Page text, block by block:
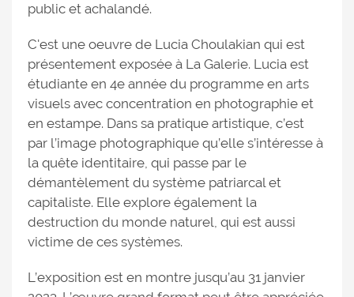
public et achalandé.
C'est une oeuvre de Lucia Choulakian qui est
présentement exposée à La Galerie. Lucia est
étudiante en 4e année du programme en arts
visuels avec concentration en photographie et
en estampe. Dans sa pratique artistique, c’est
par l’image photographique qu’elle s’intéresse à
la quête identitaire, qui passe par le
démantèlement du système patriarcal et
capitaliste. Elle explore également la
destruction du monde naturel, qui est aussi
victime de ces systèmes.
L’exposition est en montre jusqu’au 31 janvier